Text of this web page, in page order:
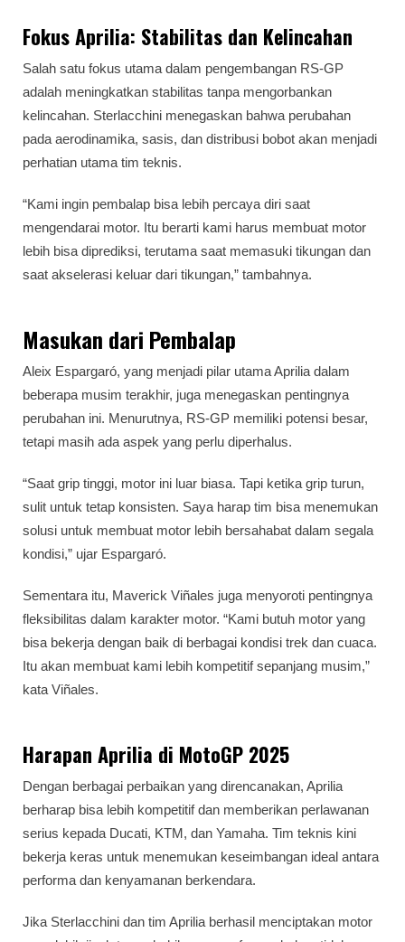
Fokus Aprilia: Stabilitas dan Kelincahan
Salah satu fokus utama dalam pengembangan RS-GP
adalah meningkatkan stabilitas tanpa mengorbankan
kelincahan. Sterlacchini menegaskan bahwa perubahan
pada aerodinamika, sasis, dan distribusi bobot akan menjadi
perhatian utama tim teknis.
“Kami ingin pembalap bisa lebih percaya diri saat
mengendarai motor. Itu berarti kami harus membuat motor
lebih bisa diprediksi, terutama saat memasuki tikungan dan
saat akselerasi keluar dari tikungan,” tambahnya.
Masukan dari Pembalap
Aleix Espargaró, yang menjadi pilar utama Aprilia dalam
beberapa musim terakhir, juga menegaskan pentingnya
perubahan ini. Menurutnya, RS-GP memiliki potensi besar,
tetapi masih ada aspek yang perlu diperhalus.
“Saat grip tinggi, motor ini luar biasa. Tapi ketika grip turun,
sulit untuk tetap konsisten. Saya harap tim bisa menemukan
solusi untuk membuat motor lebih bersahabat dalam segala
kondisi,” ujar Espargaró.
Sementara itu, Maverick Viñales juga menyoroti pentingnya
fleksibilitas dalam karakter motor. “Kami butuh motor yang
bisa bekerja dengan baik di berbagai kondisi trek dan cuaca.
Itu akan membuat kami lebih kompetitif sepanjang musim,”
kata Viñales.
Harapan Aprilia di MotoGP 2025
Dengan berbagai perbaikan yang direncanakan, Aprilia
berharap bisa lebih kompetitif dan memberikan perlawanan
serius kepada Ducati, KTM, dan Yamaha. Tim teknis kini
bekerja keras untuk menemukan keseimbangan ideal antara
performa dan kenyamanan berkendara.
Jika Sterlacchini dan tim Aprilia berhasil menciptakan motor